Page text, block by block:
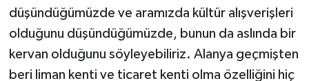
düşündüğümüzde ve aramızda kültür alışverişleri
olduğunu düşündüğümüzde, bunun da aslında bir
kervan olduğunu söyleyebiliriz. Alanya geçmişten
beri liman kenti ve ticaret kenti olma özelliğini hiç